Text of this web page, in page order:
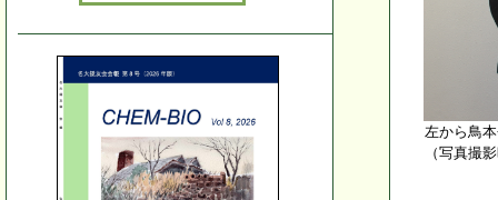
左から鳥
（写真撮